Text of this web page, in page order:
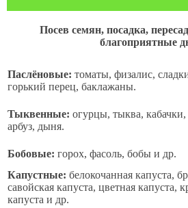
Посев семян, посадка,
благоприятные
Паслёновые: томаты, физалис,
горький перец, баклажаны.
Тыквенные: огурцы, тыква,
арбуз, дыня.
Бобовые: горох, фасоль, бобы и др.
Капустные: белокочанная капуста,
савойская капуста, цветная капуста,
капуста и др.